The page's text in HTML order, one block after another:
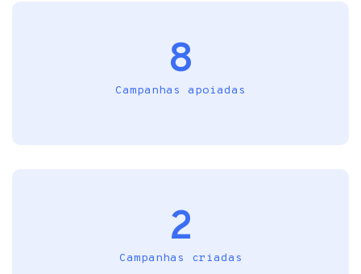
8
Campanhas apoiadas
2
Campanhas criadas